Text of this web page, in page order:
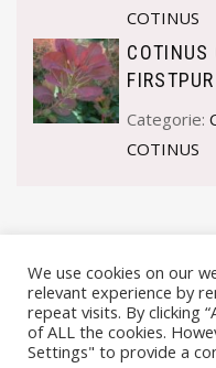
COTINUS
COTINUS
Categorie:
COTINUS
We use cookies on our
relevant experience by
repeat visits. By clicking
of ALL the cookies.
Settings" to provide a